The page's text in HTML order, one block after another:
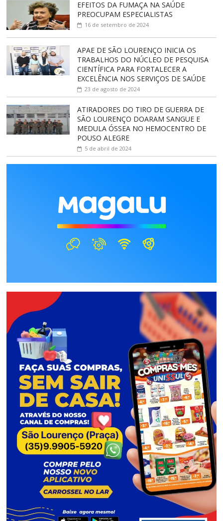
EFEITOS DA FUMAÇA NA SAÚDE
PREOCUPAM ESPECIALISTAS
16 de setembro de 2024
APAE DE SÃO LOURENÇO INICIA OS
TRABALHOS DO NÚCLEO DE PESQUISA
CIENTÍFICA PARA FORTALECER A
EXCELÊNCIA NOS SERVIÇOS DE SAÚDE
23 de agosto de 2024
ATIRADORES DO TIRO DE GUERRA DE
SÃO LOURENÇO DOARAM SANGUE E
MEDULA ÓSSEA NO HEMOCENTRO DE
POUSO ALEGRE
5 de abril de 2024